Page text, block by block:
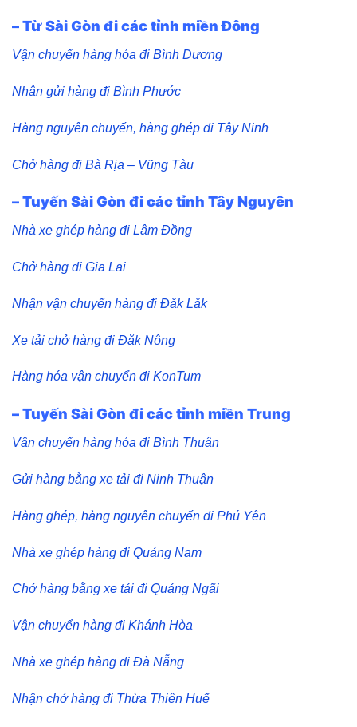
– Từ Sài Gòn đi các tỉnh miền Đông
Vận chuyển hàng hóa đi Bình Dương
Nhận gửi hàng đi Bình Phước
Hàng nguyên chuyến, hàng ghép đi Tây Ninh
Chở hàng đi Bà Rịa – Vũng Tàu
– Tuyến Sài Gòn đi các tỉnh Tây Nguyên
Nhà xe ghép hàng đi Lâm Đồng
Chở hàng đi Gia Lai
Nhận vận chuyển hàng đi Đăk Lăk
Xe tải chở hàng đi Đăk Nông
Hàng hóa vận chuyển đi KonTum
– Tuyến Sài Gòn đi các tỉnh miền Trung
Vận chuyển hàng hóa đi Bình Thuận
Gửi hàng bằng xe tải đi Ninh Thuận
Hàng ghép, hàng nguyên chuyến đi Phú Yên
Nhà xe ghép hàng đi Quảng Nam
Chở hàng bằng xe tải đi Quảng Ngãi
Vận chuyển hàng đi Khánh Hòa
Nhà xe ghép hàng đi Đà Nẵng
Nhận chở hàng đi Thừa Thiên Huế